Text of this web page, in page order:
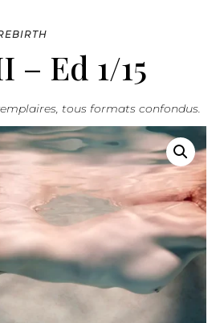
– Ed 1/15
tous formats confondus.